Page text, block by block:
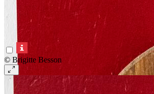
© Brigitte Besson